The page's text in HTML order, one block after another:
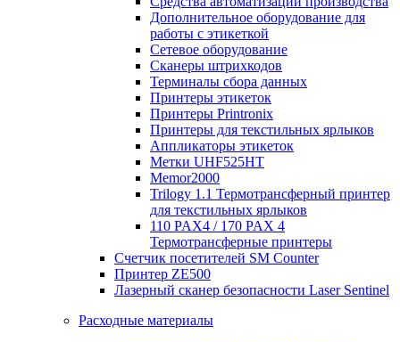
Дополнительное оборудование для
работы с этикеткой
Сетевое оборудование
Сканеры штрихкодов
Терминалы сбора данных
Принтеры этикеток
Принтеры Printronix
Принтеры для текстильных ярлыков
Аппликаторы этикеток
Метки UHF525HT
Memor2000
Trilogy 1.1 Термотрансферный принтер
для текстильных ярлыков
110 PAX4 / 170 PAX 4
Термотрансферные принтеры
Счетчик посетителей SM Counter
Принтер ZE500
Лазерный сканер безопасности Laser Sentinel
Расходные материалы